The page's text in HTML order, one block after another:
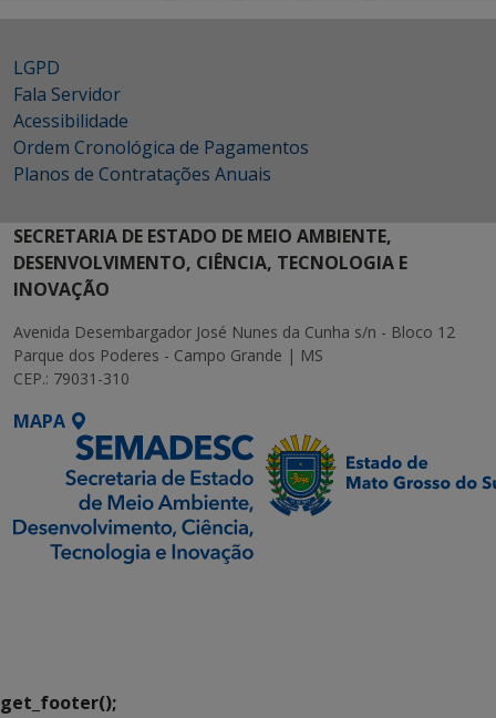
LGPD
Fala Servidor
Acessibilidade
Ordem Cronológica de Pagamentos
Planos de Contratações Anuais
SECRETARIA DE ESTADO DE MEIO AMBIENTE,
DESENVOLVIMENTO, CIÊNCIA, TECNOLOGIA E
INOVAÇÃO
Avenida Desembargador José Nunes da Cunha s/n - Bloco 12
Parque dos Poderes - Campo Grande | MS
CEP.: 79031-310
MAPA
get_footer();